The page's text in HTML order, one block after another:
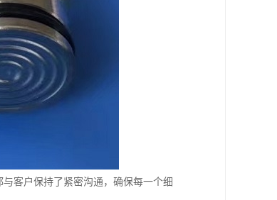
客户保持了紧密沟通，确保每一个细